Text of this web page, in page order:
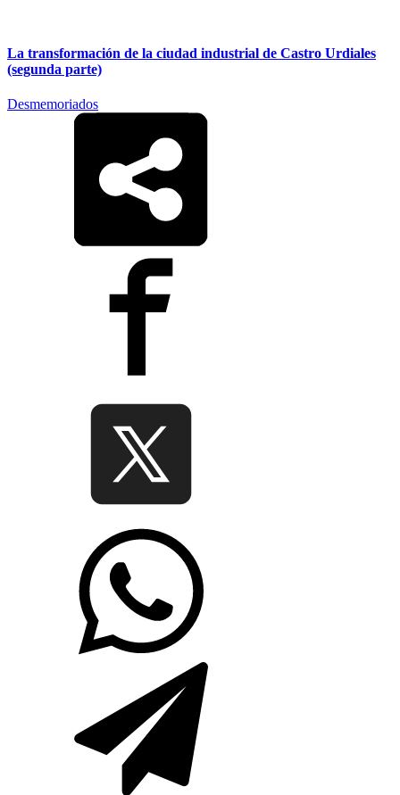
La transformación de la ciudad industrial de Castro Urdiales
(segunda parte)
Desmemoriados